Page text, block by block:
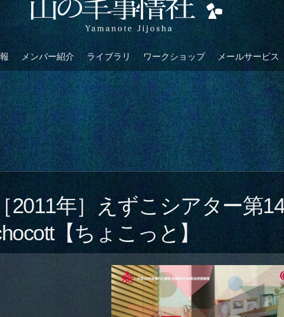
メンバー紹介 ライブラリ ワークショップ メールサービス
2011年］えずこシアター第
【ちょこっと】